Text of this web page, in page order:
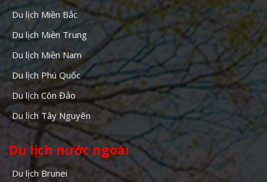
Du lịch Miền Bắc
Du lịch Miền Trung
Du lịch Miền Nam
Du lịch Phú Quốc
Du lịch Côn Đảo
Du lịch Tây Nguyên
Du lịch nước ngoài
Du lịch Brunei